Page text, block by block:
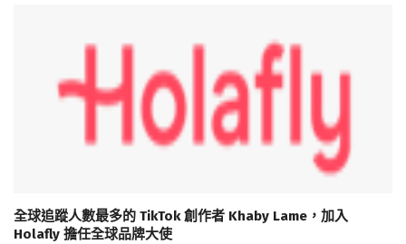
全球追蹤人數最多的 TikTok 創作者 Khaby Lame，加入
Holafly 擔任全球品牌大使